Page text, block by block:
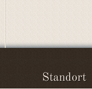
Standort